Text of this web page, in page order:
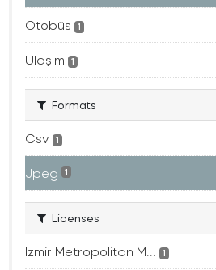
Otobüs 1
Ulaşım 1
Formats
Csv 1
Jpeg 1
Licenses
Izmir Metropolitan M... 1